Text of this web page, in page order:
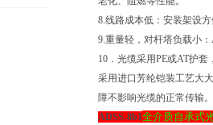
8.线路成本低：安装架设
9.重量轻，对杆塔负载小
10．光缆采用PE或AT护
采用进口芳纶铠装工艺大
障不影响光缆的正常传输。
ADSS-8b1全介质自承式